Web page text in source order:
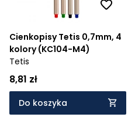
Cienkopisy Tetis 0,7mm, 4
kolory (KC104-M4)
Tetis
8,81 zł
Do koszyka